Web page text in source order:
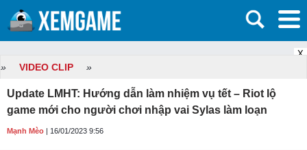
X
» VIDEO CLIP »
Update LMHT: Hướng dẫn làm nhiệm vụ tết – Riot lộ
game mới cho người chơi nhập vai Sylas làm loạn
Mạnh Mèo | 16/01/2023 9:56